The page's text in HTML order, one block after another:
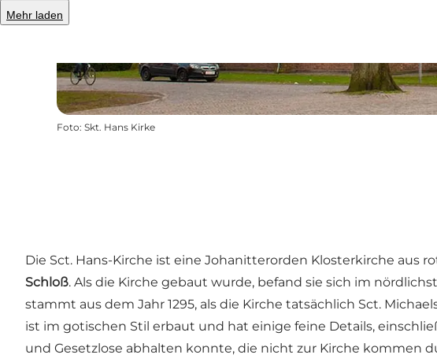
Mehr laden
Foto: Skt. Hans Kirke
Die Sct. Hans-Kirche ist eine Johanitterorden Klosterkirche aus
Schloß. Als die Kirche gebaut wurde, befand sie sich im
stammt aus dem Jahr 1295, als die Kirche tatsächlich Sct.
ist im gotischen Stil erbaut und hat einige feine Details,
und Gesetzlose abhalten konnte, die nicht zur Kirche kommen